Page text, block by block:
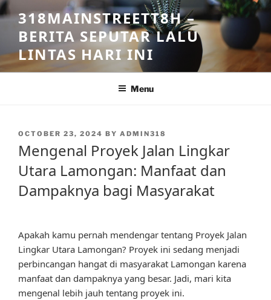
Skip
to
content
318MAINSTREETT8H –
BERITA SEPUTAR LALU
LINTAS HARI INI
Menu
POSTED
OCTOBER 23, 2024 BY ADMIN318
Mengenal Proyek Jalan Lingkar
Utara Lamongan: Manfaat dan
Dampaknya bagi Masyarakat
Apakah kamu pernah mendengar tentang Proyek Jalan
Lingkar Utara Lamongan? Proyek ini sedang menjadi
perbincangan hangat di masyarakat Lamongan karena
manfaat dan dampaknya yang besar. Jadi, mari kita
mengenal lebih jauh tentang proyek ini.